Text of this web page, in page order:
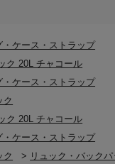
・ケース・ストラップ
ク 20L チャコール
・ケース・ストラップ
ク
ク 20L チャコール
・ケース・ストラップ
ク > リュック・バック